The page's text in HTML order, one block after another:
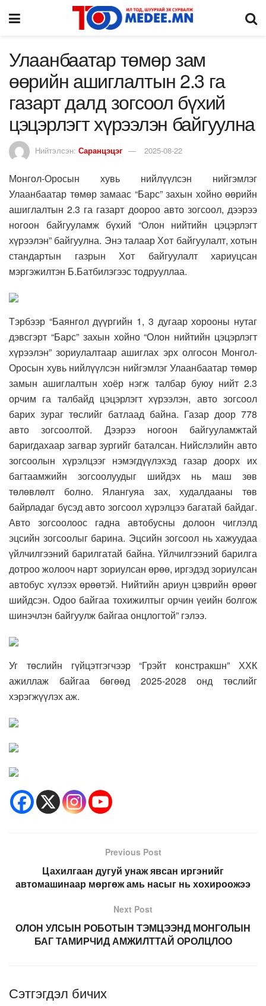
Улаанбаатар төмөр зам
өөрийн ашиглалтын 2.3 га
газарт далд зогсоол бүхий
цэцэрлэгт хүрээлэн байгуулна
Нийтэлсэн: Саранцэцэг 2025-08-22
Монгол-Оросын хувь нийлүүлсэн нийгэмлэг
Улаанбаатар төмөр замаас “Барс” захын хойно өөрийн
ашиглалтын 2.3 га газарт доороо авто зогсоол, дээрээ
ногоон байгууламж бүхий “Олон нийтийн цэцэрлэгт
хүрээлэн” байгуулна. Энэ талаар Хот байгуулалт, хотын
стандартын газрын Хот байгуулалт хариуцсан
мэргэжилтэн Б.Батбилэгээс тодрууллаа.
Тэрбээр “Баянгол дүүргийн 1, 3 дугаар хорооны нутаг
дэвсгэрт “Барс” захын хойно “Олон нийтийн цэцэрлэгт
хүрээлэн” зориулалтаар ашиглах эрх олгосон Монгол-
Оросын хувь нийлүүлсэн нийгэмлэг Улаанбаатар төмөр
замын ашиглалтын хоёр нэгж талбар буюу нийт 2.3
орчим га талбайд цэцэрлэгт хүрээлэн, авто зогсоол
барих зураг төслийг батлаад байна. Газар доор 778
авто зогсоолтой. Дээрээ ногоон байгууламжтай
баригдахаар загвар зургийг баталсан. Нийслэлийн авто
зогсоолын хүрэлцээг нэмэгдүүлэхэд газар доорх их
багтаамжийн зогсоолуудыг шийдэх нь маш зөв
төлөвлөлт болно. Ялангуяа зах, худалдааны төв
байрладаг бүсэд авто зогсоол хүрэлцээ багатай байдаг.
Авто зогсоолоос гадна автобусны долоон чиглэлд
эцсийн зогсоолыг барина. Эцсийн зогсоол нь хажуудаа
үйлчилгээний барилгатай байна. Үйлчилгээний барилга
дотроо жолооч нарт зориулсан өрөө, иргэдэд зориулсан
автобус хүлээх өрөөтэй. Нийтийн ариун цэврийн өрөөг
шийдсэн. Одоо байгаа тохижилтыг орчин үеийн болгож
шинэчлэн байгуулж байгаа онцлогтой” гэлээ.
Уг төслийн гүйцэтгэгчээр “Грэйт констракшн” ХХК
ажиллаж байгаа бөгөөд 2025-2028 онд төслийг
хэрэгжүүлэх аж.
Previous Post
Цахилгаан дугуй унаж явсан иргэнийг
автомашинаар мөргөж амь насыг нь хохироожээ
Next Post
ОЛОН УЛСЫН РОБОТЫН ТЭМЦЭЭНД МОНГОЛЫН
БАГ ТАМИРЧИД АМЖИЛТТАЙ ОРОЛЦЛОО
Сэтгэгдэл бичих